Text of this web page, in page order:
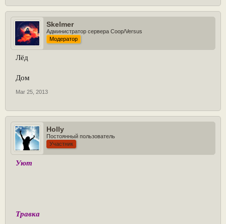
Skelmer
Администратор сервера Coop/Versus
Модератор
Лёд
Дом
Mar 25, 2013
Holly
Постоянный пользователь
Участник
Уют
Травка